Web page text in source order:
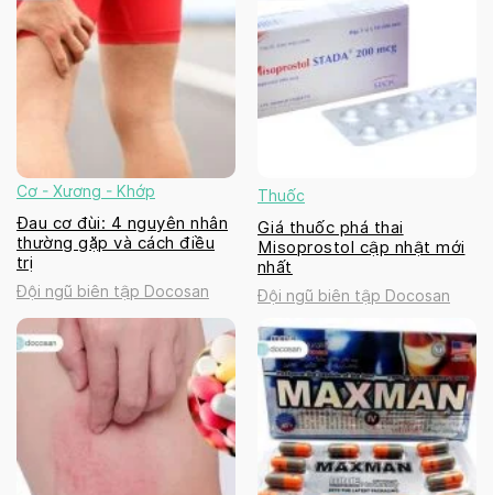
Cơ - Xương - Khớp
Đau cơ đùi: 4 nguyên nhân
thường gặp và cách điều
trị
Đội ngũ biên tập Docosan
Thuốc
Giá thuốc phá thai
Misoprostol cập nhật mới
nhất
Đội ngũ biên tập Docosan